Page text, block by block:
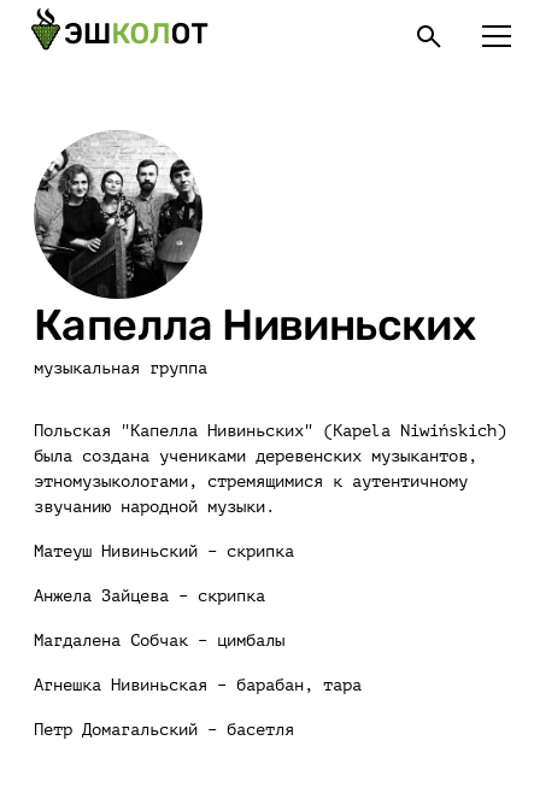
Капелла Нивиньских
музыкальная группа
Польская "Капелла Нивиньских" (Kapela Niwińskich)
была создана учениками деревенских музыкантов,
этномузыкологами, стремящимися к аутентичному
звучанию народной музыки.
Матеуш Нивиньский – скрипка
Анжела Зайцева – скрипка
Магдалена Собчак – цимбалы
Агнешка Нивиньская – барабан, тара
Петр Домагальский – басетля